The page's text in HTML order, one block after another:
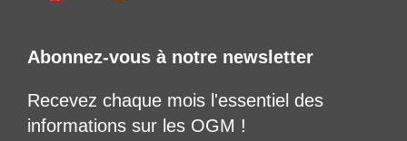
Abonnez-vous à notre newsletter
Recevez chaque mois l'essentiel des
informations sur les OGM !